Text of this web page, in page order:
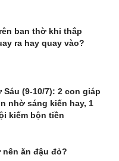
ban thờ khi thắp
ra hay quay vào?
Sáu (9-10/7): 2 con giáp
nhờ sáng kiến hay, 1
kiếm bộn tiền
ăn đậu đỏ?